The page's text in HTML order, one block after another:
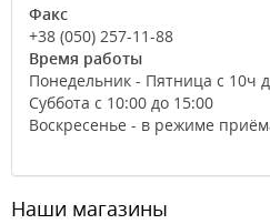
Факс
+38 (050) 257-11-88
Время работы
Понедельник - Пятница с 10ч
Суббота с 10:00 до 15:00
Воскресенье - в режиме
Наши магазины